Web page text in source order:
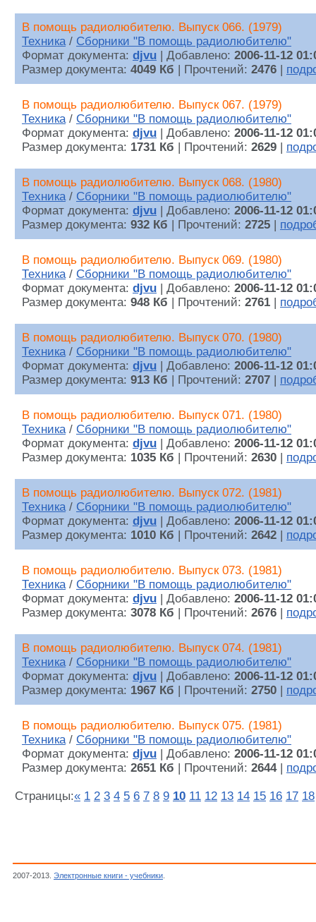
В помощь радиолюбителю. Выпуск 066. (1979)
Техника/ Сборники "В помощь радиолюбителю"
Формат документа: djvu | Добавлено: 2006-11-12
Размер документа: 4049 Кб | Прочтений: 2476
В помощь радиолюбителю. Выпуск 067. (1979)
Техника/ Сборники "В помощь радиолюбителю"
Формат документа: djvu | Добавлено: 2006-11-12
Размер документа: 1731 Кб | Прочтений: 2629
В помощь радиолюбителю. Выпуск 068. (1980)
Техника/ Сборники "В помощь радиолюбителю"
Формат документа: djvu | Добавлено: 2006-11-12
Размер документа: 932 Кб | Прочтений: 2725
В помощь радиолюбителю. Выпуск 069. (1980)
Техника/ Сборники "В помощь радиолюбителю"
Формат документа: djvu | Добавлено: 2006-11-12
Размер документа: 948 Кб | Прочтений: 2761
В помощь радиолюбителю. Выпуск 070. (1980)
Техника/ Сборники "В помощь радиолюбителю"
Формат документа: djvu | Добавлено: 2006-11-12
Размер документа: 913 Кб | Прочтений: 2707
В помощь радиолюбителю. Выпуск 071. (1980)
Техника/ Сборники "В помощь радиолюбителю"
Формат документа: djvu | Добавлено: 2006-11-12
Размер документа: 1035 Кб | Прочтений: 2630
В помощь радиолюбителю. Выпуск 072. (1981)
Техника/ Сборники "В помощь радиолюбителю"
Формат документа: djvu | Добавлено: 2006-11-12
Размер документа: 1010 Кб | Прочтений: 2642
В помощь радиолюбителю. Выпуск 073. (1981)
Техника/ Сборники "В помощь радиолюбителю"
Формат документа: djvu | Добавлено: 2006-11-12
Размер документа: 3078 Кб | Прочтений: 2676
В помощь радиолюбителю. Выпуск 074. (1981)
Техника/ Сборники "В помощь радиолюбителю"
Формат документа: djvu | Добавлено: 2006-11-12
Размер документа: 1967 Кб | Прочтений: 2750
В помощь радиолюбителю. Выпуск 075. (1981)
Техника/ Сборники "В помощь радиолюбителю"
Формат документа: djvu | Добавлено: 2006-11-12
Размер документа: 2651 Кб | Прочтений: 2644|
Страницы:« 1 2 3 4 5 6 7 8 9 10 11 12 13 14 15 16 17 18
2007-2013. Электронные книги - учебники